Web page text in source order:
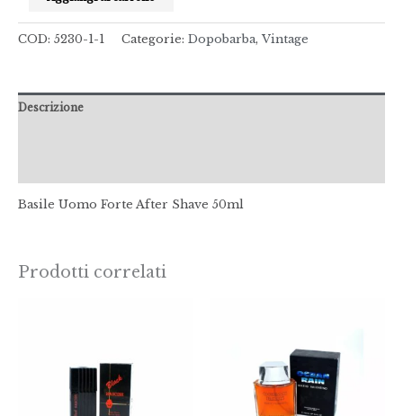
COD: 5230-1-1 Categorie: Dopobarba, Vintage
Descrizione
Basile Uomo Forte After Shave 50ml
Prodotti correlati